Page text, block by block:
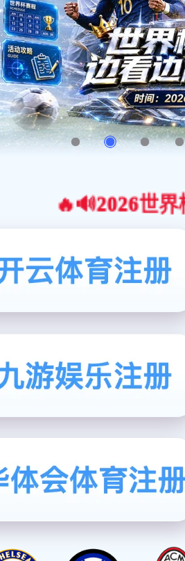
🔥🔊2026世界杯官